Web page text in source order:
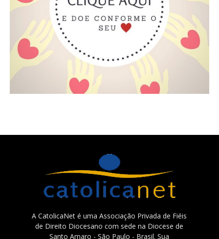
A CatolicaNet é uma Associação Privada de Fiéis
de Direito Diocesano com sede na Diocese de
Santo Amaro - São Paulo - Brasil. Sua